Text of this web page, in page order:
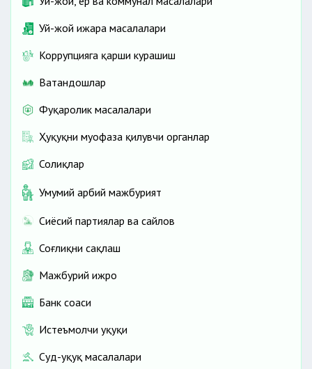
Уй-жой ижара масалалари
Коррупцияга қарши курашиш
Ватандошлар
Фуқаролик масалалари
Ҳуқуқни муҳофаза қилувчи органлар
Солиқлар
Умумий ҳарбий мажбурият
Сиёсий партиялар ва сайлов
Соғлиқни сақлаш
Мажбурий ижро
Банк соҳаси
Истеъмолчи ҳуқуқи
Суд-ҳуқуқ масалалари